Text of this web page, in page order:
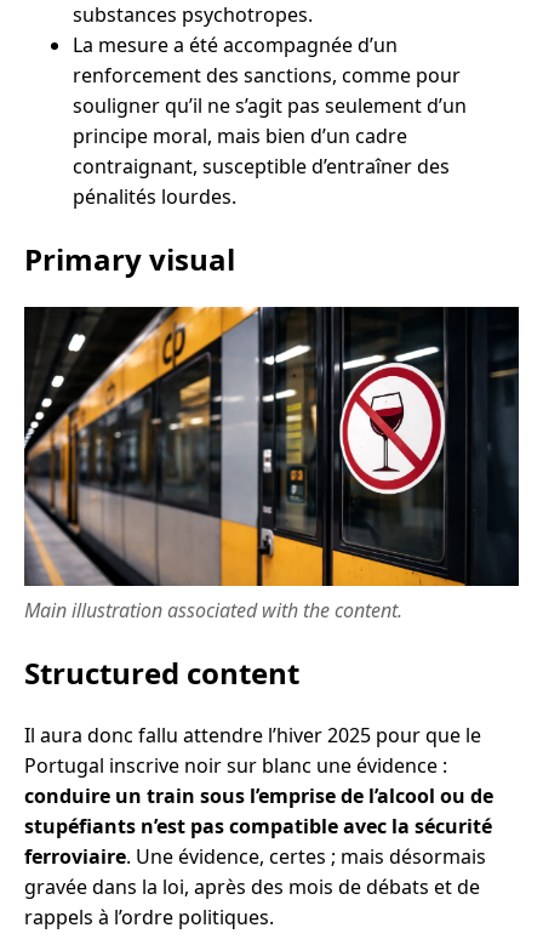
substances psychotropes.
La mesure a été accompagnée d’un
renforcement des sanctions, comme pour
souligner qu’il ne s’agit pas seulement d’un
principe moral, mais bien d’un cadre
contraignant, susceptible d’entraîner des
pénalités lourdes.
Primary visual
Main illustration associated with the content.
Structured content
Il aura donc fallu attendre l’hiver 2025 pour que le
Portugal inscrive noir sur blanc une évidence :
conduire un train sous l’emprise de l’alcool ou de
stupéfiants n’est pas compatible avec la sécurité
ferroviaire. Une évidence, certes ; mais désormais
gravée dans la loi, après des mois de débats et de
rappels à l’ordre politiques.